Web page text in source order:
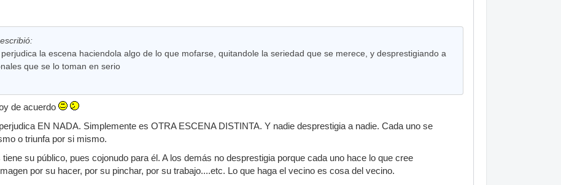
perjudica la escena haciendola algo de lo que mofarse, quitandole la seriedad que se merece, y desprestigiando a
que se lo toman en serio
de acuerdo
EN NADA. Simplemente es OTRA ESCENA DISTINTA. Y nadie desprestigia a nadie. Cada uno se
o triunfa por si mismo.
su público, pues cojonudo para él. A los demás no desprestigia porque cada uno hace lo que cree
por su hacer, por su pinchar, por su trabajo....etc. Lo que haga el vecino es cosa del vecino.